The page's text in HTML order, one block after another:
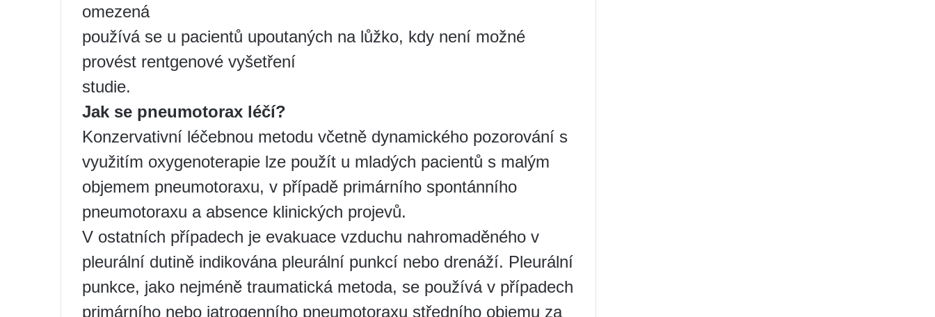
omezená
používá se u pacientů upoutaných na lůžko, kdy není možné
provést rentgenové vyšetření
studie.
Jak se pneumotorax léčí?
Konzervativní léčebnou metodu včetně dynamického pozorování s
využitím oxygenoterapie lze použít u mladých pacientů s malým
objemem pneumotoraxu, v případě primárního spontánního
pneumotoraxu a absence klinických projevů.
V ostatních případech je evakuace vzduchu nahromaděného v
pleurální dutině indikována pleurální punkcí nebo drenáží. Pleurální
punkce, jako nejméně traumatická metoda, se používá v případech
primárního nebo iatrogenního pneumotoraxu středního objemu za